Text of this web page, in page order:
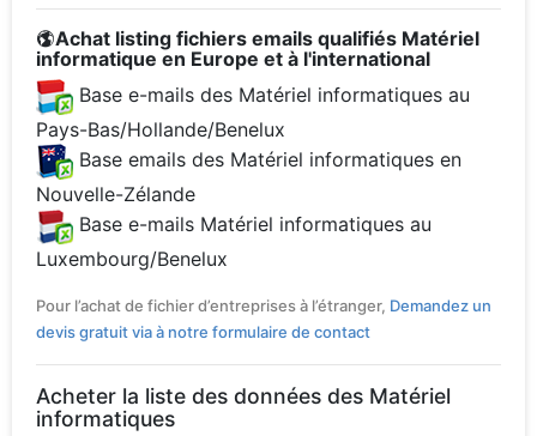
Achat listing fichiers emails qualifiés Matériel
informatique en Europe et à l'international
Base e-mails des Matériel informatiques au
Pays-Bas/Hollande/Benelux
Base emails des Matériel informatiques en
Nouvelle-Zélande
Base e-mails Matériel informatiques au
Luxembourg/Benelux
Pour l’achat de fichier d’entreprises à l’étranger, Demandez un
devis gratuit via à notre formulaire de contact
Acheter la liste des données des Matériel
informatiques